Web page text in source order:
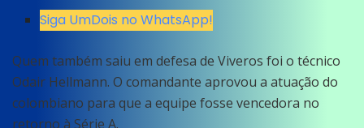
Siga UmDois no WhatsApp!
Quem também saiu em defesa de Viveros foi o técnico
Odair Hellmann. O comandante aprovou a atuação do
colombiano para que a equipe fosse vencedora no
retorno à Série A.